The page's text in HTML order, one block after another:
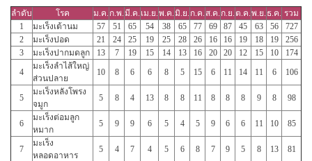
ลำดับ โรค ม.ค. ก.พ.มี.ค. เม.ย.พ.ค.มิ.ย. ก.ค. ส.ค. ก.ย. ต.ค.พ.ย. ธ.ค. รวม
1
มะเร็งเต้านม 57 51 65 54 38 65 77 69 87 45 63 56
727
2
มะเร็งปอด 21 24 25 19 25 28 26 16 16 19 18 19
256
3
มะเร็งปากมดลูก 13 7 19 15 14 13 16 20 20 12 15 10
174
4
มะเร็งลำไส้ใหญ่
ส่วนปลาย
10 8 6 6 8 5 15 6 11 14 11 6 106
5
มะเร็งหลังโพรง
จมูก
5 8 4 13 8 8 11 8 8 8 9 8 98
6
มะเร็งต่อมลูก
หมาก
5 9 9 6 5 4 5 9 6 6 11 10 85
7
มะเร็ง
หลอดอาหาร
5 4 7 4 5 6 8 7 9 5 8 13 81